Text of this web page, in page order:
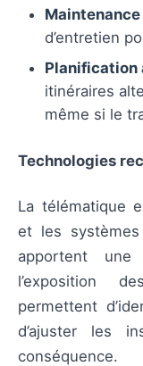
d’entretien
itinéraires
même si le
Technologies
La télématique
et les
apportent
l’exposition
permettent
d’ajuster les
conséquence.